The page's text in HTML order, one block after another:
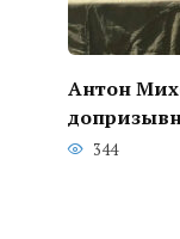
Антон
344